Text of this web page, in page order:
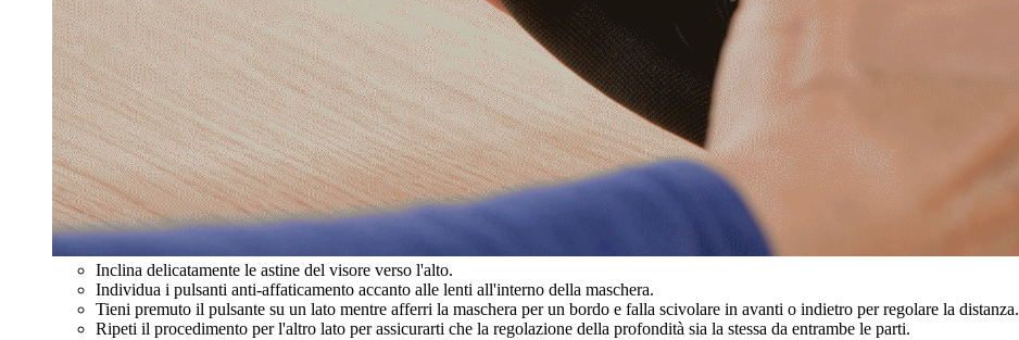
Inclina delicatamente le astine del visore verso l'alto.
Individua i pulsanti anti-affaticamento accanto alle lenti all'interno della maschera.
Tieni premuto il pulsante su un lato mentre afferri la maschera per un bordo e falla scivolare in avanti o indietro per regolare la distanza.
Ripeti il procedimento per l'altro lato per assicurarti che la regolazione della profondità sia la stessa da entrambe le parti.